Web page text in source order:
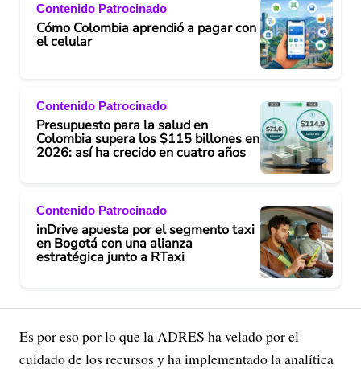
Contenido Patrocinado
Cómo Colombia aprendió a pagar con
el celular
Contenido Patrocinado
Presupuesto para la salud en
Colombia supera los $115 billones en
2026: así ha crecido en cuatro años
Contenido Patrocinado
inDrive apuesta por el segmento taxi
en Bogotá con una alianza
estratégica junto a RTaxi
Es por eso por lo que la ADRES ha velado por el
cuidado de los recursos y ha implementado la analítica